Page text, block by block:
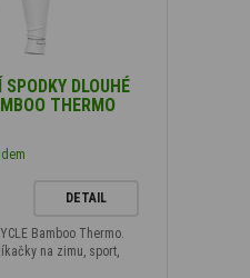
DLOUHÉ
THERMO
DETAIL
Bamboo Thermo.
na zimu, sport,